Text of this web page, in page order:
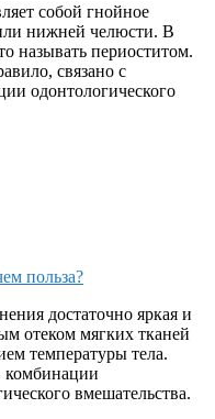
собой гнойное
нижней челюсти. В
называть периоститом.
связано с
одонтологического
польза?
достаточно яркая и
отеком мягких тканей
температуры тела.
комбинации
вмешательства.